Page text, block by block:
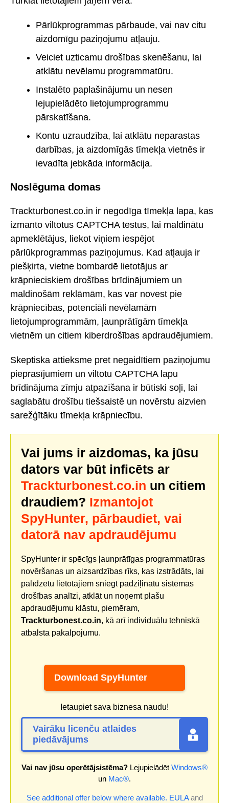
Pārlūkprogrammas pārbaude, vai nav citu
aizdomīgu paziņojumu atļauju.
Veiciet uzticamu drošības skenēšanu, lai
atklātu nevēlamu programmatūru.
Instalēto paplašinājumu un nesen
lejupielādēto lietojumprogrammu
pārskatīšana.
Kontu uzraudzība, lai atklātu neparastas
darbības, ja aizdomīgās tīmekļa vietnēs ir
ievadīta jebkāda informācija.
Noslēguma domas
Trackturbonest.co.in ir negodīga tīmekļa lapa, kas
izmanto viltotus CAPTCHA testus, lai maldinātu
apmeklētājus, liekot viņiem iespējot
pārlūkprogrammas paziņojumus. Kad atļauja ir
piešķirta, vietne bombardē lietotājus ar
krāpnieciskiem drošības brīdinājumiem un
maldinošām reklāmām, kas var novest pie
krāpniecības, potenciāli nevēlamām
lietojumprogrammām, ļaunprātīgām tīmekļa
vietnēm un citiem kiberdrošības apdraudējumiem.
Skeptiska attieksme pret negaidītiem paziņojumu
pieprasījumiem un viltotu CAPTCHA lapu
brīdinājuma zīmju atpazīšana ir būtiski soļi, lai
saglabātu drošību tiešsaistē un novērstu aizvien
sarežģītāku tīmekļa krāpniecību.
Vai jums ir aizdomas, ka jūsu
dators var būt inficēts ar
Trackturbonest.co.in un citiem
draudiem? Izmantojot
SpyHunter, pārbaudiet, vai
datorā nav apdraudējumu
SpyHunter ir spēcīgs ļaunprātīgas programmatūras
novēršanas un aizsardzības rīks, kas izstrādāts, lai
palīdzētu lietotājiem sniegt padziļinātu sistēmas
drošības analīzi, atklāt un noņemt plašu
apdraudējumu klāstu, piemēram,
Trackturbonest.co.in, kā arī individuālu tehniskā
atbalsta pakalpojumu.
Download SpyHunter
Ietaupiet sava biznesa naudu!
Vairāku licenču atlaides
piedāvājums
Vai nav jūsu operētājsistēma? Lejupielādēt Windows®
un Mac®.
See additional offer below where available. EULAand